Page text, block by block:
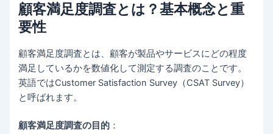
顧客満足度調査とは？基本概念と重
要性
顧客満足度調査とは、顧客が製品やサービスにどの程度
満足しているかを数値化して測定する調査のことです。
英語ではCustomer Satisfaction Survey（CSAT Survey）
と呼ばれます。
顧客満足度調査の目的 ：